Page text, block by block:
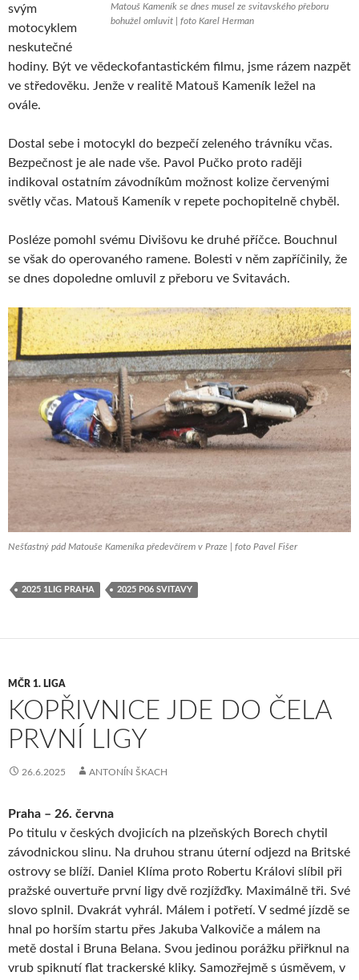
Matouš Kameník se dnes musel ze svitavského přeboru
bohužel omluvit | foto Karel Herman
svým
motocyklem
neskutečné
hodiny. Být ve vědeckofantastickém filmu, jsme rázem nazpět
ve středověku. Jenže v realitě Matouš Kameník ležel na
ovále.
Dostal sebe i motocykl do bezpečí zeleného trávníku včas.
Bezpečnost je ale nade vše. Pavol Pučko proto raději
indikoval ostatním závodníkům možnost kolize červenými
světly včas. Matouš Kameník v repete pochopitelně chyběl.
Posléze pomohl svému Divišovu ke druhé příčce. Bouchnul
se však do operovaného ramene. Bolesti v něm zapříčinily, že
se dnes dopoledne omluvil z přeboru ve Svitavách.
Nešťastný pád Matouše Kameníka předevčírem v Praze | foto Pavel Fišer
2025 1LIG PRAHA 2025 P06 SVITAVY
MČR 1. LIGA
KOPŘIVNICE JDE DO ČELA
PRVNÍ LIGY
26.6.2025 ANTONÍN ŠKACH
Praha – 26. června
Po titulu v českých dvojicích na plzeňských Borech chytil
závodnickou slinu. Na druhou stranu úterní odjezd na Britské
ostrovy se blíží. Daniel Klíma proto Robertu Královi slíbil při
pražské ouvertuře první ligy dvě rozjížďky. Maximálně tři. Své
slovo splnil. Dvakrát vyhrál. Málem i potřetí. V sedmé jízdě se
hnal po horším startu přes Jakuba Valkoviče a málem na
metě dostal i Bruna Belana. Svou jedinou porážku přiřknul na
vrub spiknutí flat trackerské kliky. Samozřejmě s úsměvem, v